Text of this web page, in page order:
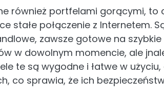
również portfelami gorącymi,
stałe połączenie z Internetem.
zawsze gotowe na
w dowolnym momencie, ale
te są wygodne i łatwe w
co sprawia, że ​​ich